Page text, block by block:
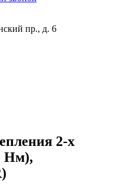
пр., д. 6
2-х
Нм),